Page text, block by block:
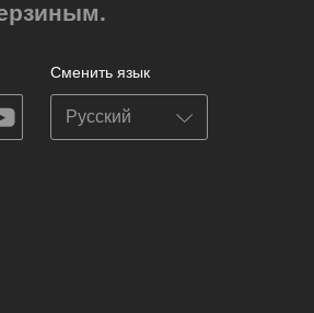
Сменить язык
youtube